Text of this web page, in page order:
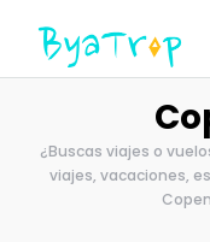
¿Buscas viajes o
viajes, vacaciones,